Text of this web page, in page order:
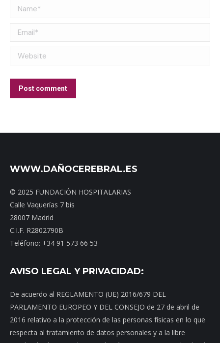
Name *
Email *
Website
Post comment
WWW.DAÑOCEREBRAL.ES
© 2025 FUNDACIÓN HOSPITALARIAS
Calle Vaquerías 7 bis
28007 Madrid
C.I.F. R2802790B
Teléfono: +34 91 573 66 53
AVISO LEGAL Y PRIVACIDAD:
De acuerdo al REGLAMENTO (UE) 2016/679 DEL
PARLAMENTO EUROPEO Y DEL CONSEJO de 27 de abril de
2016 relativo a la protección de las personas físicas en lo que
respecta al tratamiento de datos personales y a la libre